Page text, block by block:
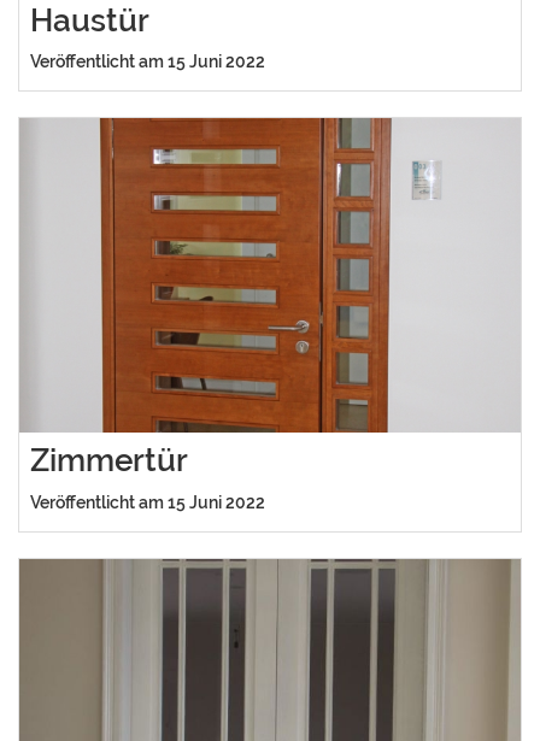
Haustür
Veröffentlicht am 15 Juni 2022
Zimmertür
Veröffentlicht am 15 Juni 2022